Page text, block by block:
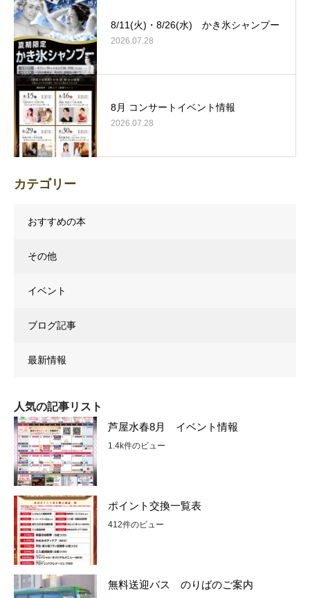
8/11(火)・8/26(水) かき氷シャンプー
2026.07.28
8月 コンサートイベント情報
2026.07.28
カテゴリー
おすすめの本
その他
イベント
ブログ記事
最新情報
人気の記事リスト
芦屋水春8月 イベント情報
1.4k件のビュー
ポイント交換一覧表
412件のビュー
無料送迎バス のりばのご案内